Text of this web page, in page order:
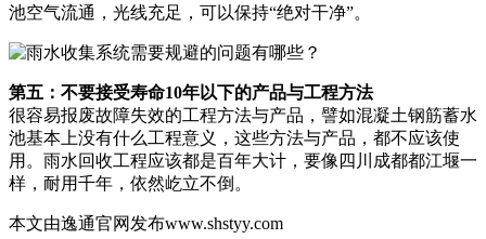
池空气流通，光线充足，可以保持“绝对干净”。
第五：不要接受寿命10年以下的产品与工程方法
很容易报废故障失效的工程方法与产品，譬如混凝土钢筋蓄水
池基本上没有什么工程意义，这些方法与产品，都不应该使
用。雨水回收工程应该都是百年大计，要像四川成都都江堰一
样，耐用千年，依然屹立不倒。
本文由逸通官网发布www.shstyy.com